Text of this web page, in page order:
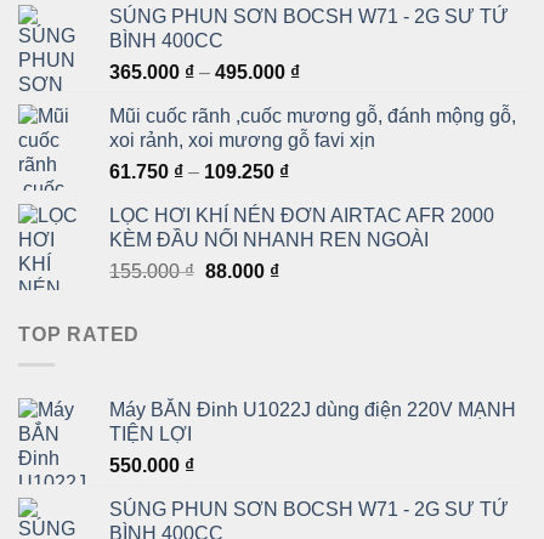
SÚNG PHUN SƠN BOCSH W71 - 2G SƯ TỬ
BÌNH 400CC
365.000 ₫ – 495.000 ₫Khoảng
từ
365.000 ₫
Mũi cuốc rãnh ,cuốc mương gỗ, đánh mộng gỗ,
xoi rảnh, xoi mương gỗ favi xịn
61.750 ₫ – 109.250 ₫Khoảng
từ
61.750 ₫
LỌC HƠI KHÍ NÉN ĐƠN AIRTAC AFR 2000
KÈM ĐẦU NỐI NHANH REN NGOÀI
155.000₫ Giá
88.000 ₫Giá
TOP RATED
Máy BẮN Đinh U1022J dùng điện 220V MẠNH
TIỆN LỢI
550.000 ₫
SÚNG PHUN SƠN BOCSH W71 - 2G SƯ TỬ
BÌNH 400CC